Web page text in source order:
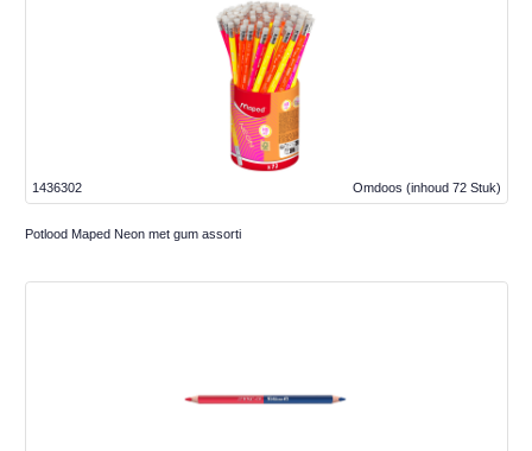
Omdoos (inhoud 72 Stuk)
1436302
Potlood Maped Neon met gum assorti